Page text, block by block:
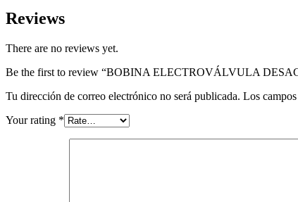
Reviews
There are no reviews yet.
Be the first to review “BOBINA ELECTROVÁLVULA
Tu dirección de correo electrónico no será publicada. Los
Your rating *